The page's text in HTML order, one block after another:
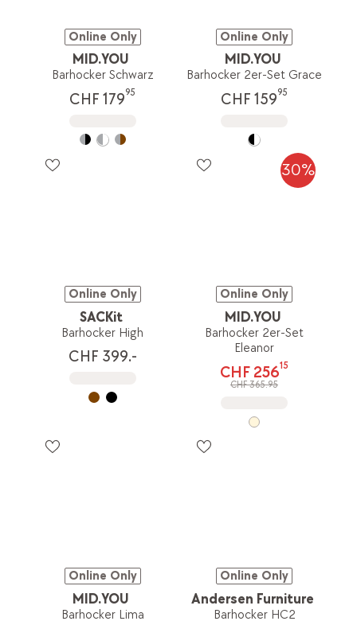
Online Only
MID.YOU
Barhocker Schwarz
CHF 17995
Online Only
MID.YOU
Barhocker 2er-Set Grace
CHF 15995
Online Only
SACKit
Barhocker High
CHF 399.-
30%
Online Only
MID.YOU
Barhocker 2er-Set
Eleanor
CHF 25615
CHF 365.95
Online Only
MID.YOU
Barhocker Lima
Online Only
Andersen Furniture
Barhocker HC2